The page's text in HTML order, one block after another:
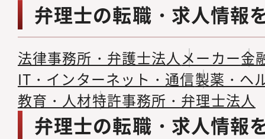
弁理士の転職・求人情報
法律事務所・弁護士法人メーカー金
IT・インターネット・通信製薬・ヘ
教育・人材特許事務所・弁理士法人
弁理士の転職・求人情報